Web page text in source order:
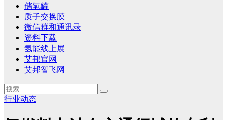
储氢罐
质子交换膜
微信群和通讯录
资料下载
氢能线上展
艾邦官网
艾邦智飞网
行业动态